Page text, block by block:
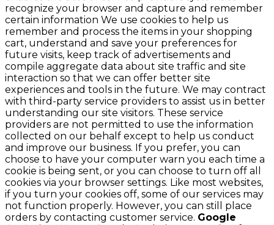
recognize your browser and capture and remember
certain information We use cookies to help us
remember and process the items in your shopping
cart, understand and save your preferences for
future visits, keep track of advertisements and
compile aggregate data about site traffic and site
interaction so that we can offer better site
experiences and tools in the future. We may contract
with third-party service providers to assist us in better
understanding our site visitors. These service
providers are not permitted to use the information
collected on our behalf except to help us conduct
and improve our business. If you prefer, you can
choose to have your computer warn you each time a
cookie is being sent, or you can choose to turn off all
cookies via your browser settings. Like most websites,
if you turn your cookies off, some of our services may
not function properly. However, you can still place
orders by contacting customer service. Google